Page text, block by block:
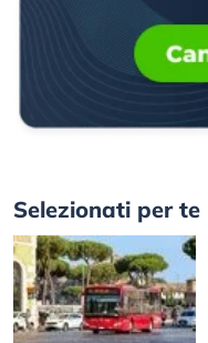
Selezionati per te